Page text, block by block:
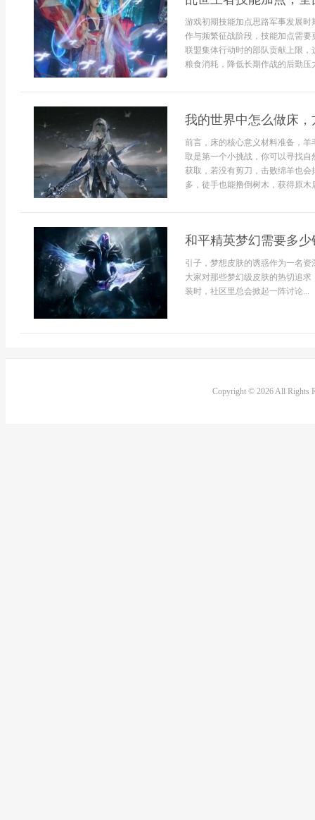
游戏初期技能加点思路军事发展
作与频繁征战阶段，技能加点需
联盟集体行动时的部队贡献上限
粮食消耗，降低长期作战的后勤压
我的世界中怎么做床
前言，床的核心意义材料准备，
取是第一个小挑战，你可以寻找
获取，若没有剪刀，击败绵羊也
多，徒手也能撸倒树木，获得原木
和平精英梦幻需要多
引子，梦想皮肤的诱惑作为一名
大家对那些梦幻级皮肤的热切追
装时，社区里总会掀起一阵讨论...
Copyright © 2026 All Rights